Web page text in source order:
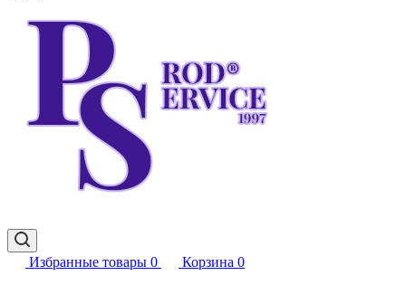
Избранные товары 0 Корзина 0